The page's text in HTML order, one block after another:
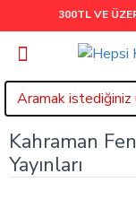
300TL VE
Kahraman
Yayınları